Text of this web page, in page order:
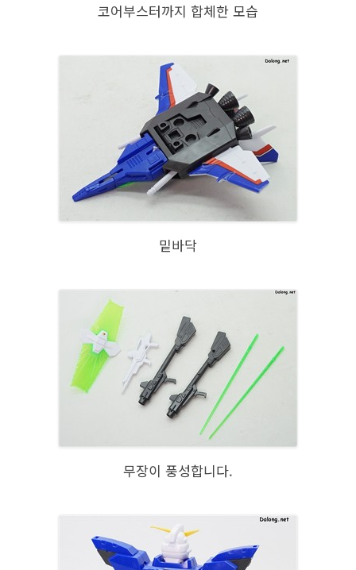
코어부스터까지 합체한 모습
밑바닥
무장이 풍성합니다.